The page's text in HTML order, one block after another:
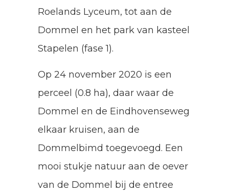
Roelands Lyceum, tot aan de
Dommel en het park van kasteel
Stapelen (fase 1).
Op 24 november 2020 is een
perceel (0.8 ha), daar waar de
Dommel en de Eindhovenseweg
elkaar kruisen, aan de
Dommelbimd toegevoegd. Een
mooi stukje natuur aan de oever
van de Dommel bij de entree